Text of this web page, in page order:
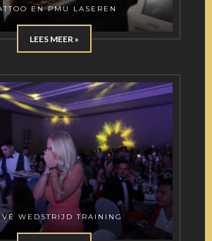
EN PMU LASEREN
LEES MEER »
WEDSTRIJD TRAINING